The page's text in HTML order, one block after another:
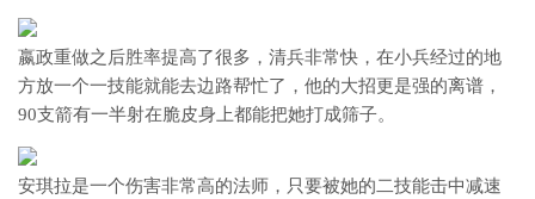
嬴政重做之后胜率提高了很多，清兵非常快，在小兵经过的地
方放一个一技能就能去边路帮忙了，他的大招更是强的离谱，
90支箭有一半射在脆皮身上都能把她打成筛子。
安琪拉是一个伤害非常高的法师，只要被她的二技能击中减速